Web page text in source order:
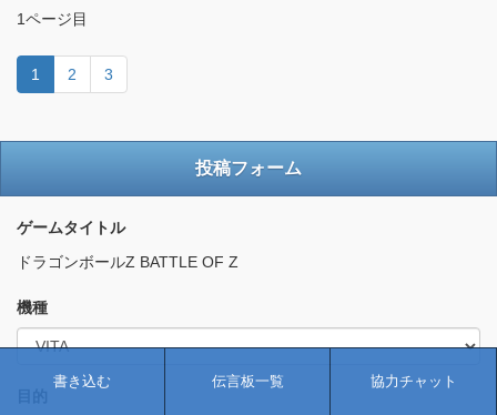
1ページ目
1 2 3
投稿フォーム
ゲームタイトル
ドラゴンボールZ BATTLE OF Z
機種
書き込む 伝言板一覧 協力チャット